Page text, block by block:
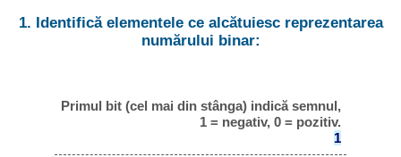
1. Identifică elementele ce alcătuiesc reprezentarea
numărului binar:
Primul bit (cel mai din stânga) indică semnul,
1 = negativ, 0 = pozitiv.
1